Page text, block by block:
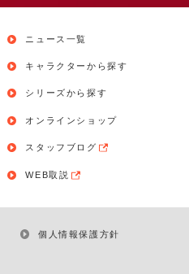
ニュース一覧
キャラクターから探す
シリーズから探す
オンラインショップ
スタッフブログ
WEB取説
個人情報保護方針